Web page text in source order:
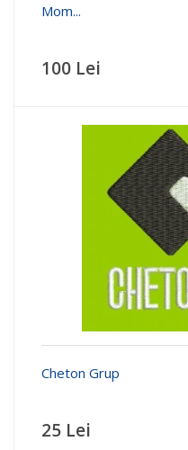
Mom...
100 Lei
Cheton Grup
25 Lei